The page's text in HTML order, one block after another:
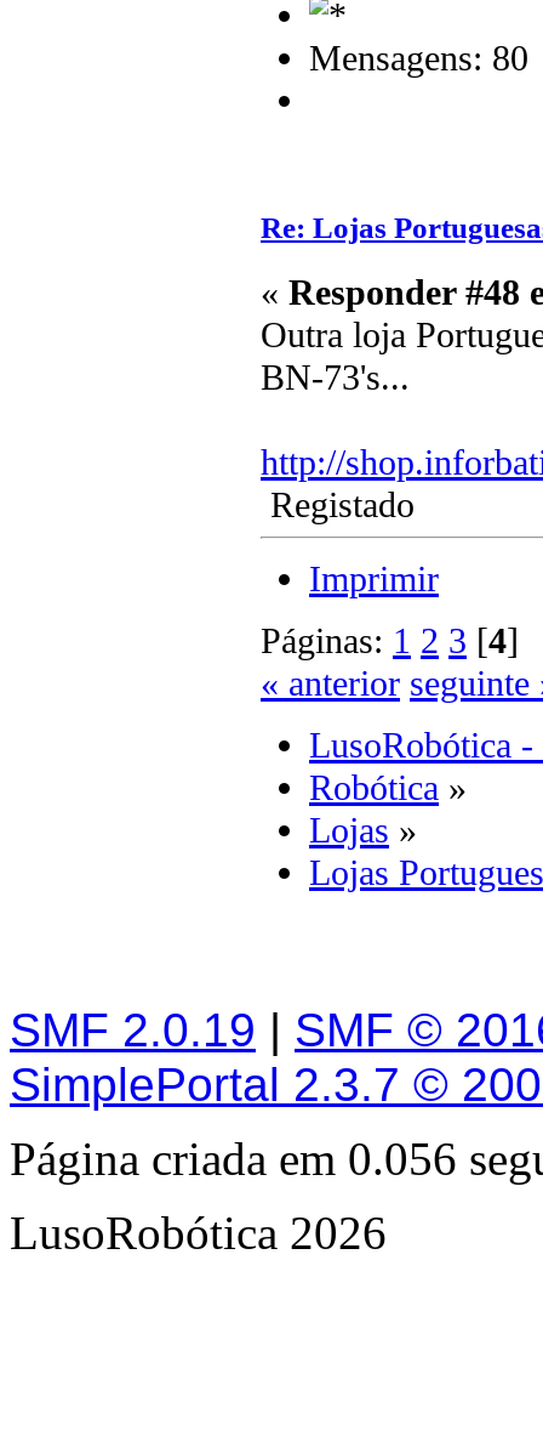
Mensagens: 80
Re: Lojas
« Responder #48
Outra loja
BN-73's...
http://
Registado
Imprimir
Páginas: 1 2 3 [4
« anterior seguinte
LusoRobótica -
Robótica »
Lojas »
Lojas
SMF 2.0.19 | SMF ©
SimplePortal 2.3.7 ©
Página criada em 0.056
LusoRobótica 2026